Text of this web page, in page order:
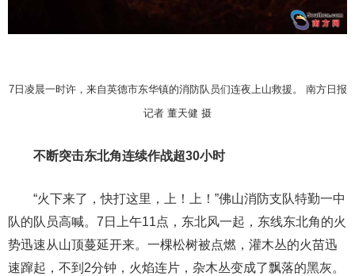
7日凌晨一时许，来自英德市东华镇的消防队员们连夜上山救援。 南方日报
记者 董天健 摄
不断突击东北角连续作战超30小时
“火下来了，快打这里，上！上！”佛山消防支队特勤一中
队的队员高喊。7日上午11点，东北风一起，东线东北角的火
势迅速从山顶蔓延开来。一棵松树被点燃，灌木丛的火苗迅
速蹿起，不到2分钟，火焰连片，杂木丛变成了飘落的黑灰。